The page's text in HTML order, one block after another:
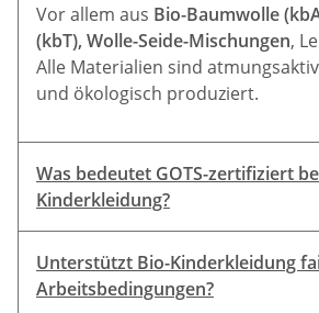
Vor allem aus Bio-Baumwolle
(kbT), Wolle-Seide-Mischungen,
Alle Materialien sind
und ökologisch produziert.
Was bedeutet GOTS-zertifiziert
Kinderkleidung?
Unterstützt Bio-Kinderkleidung
Arbeitsbedingungen?